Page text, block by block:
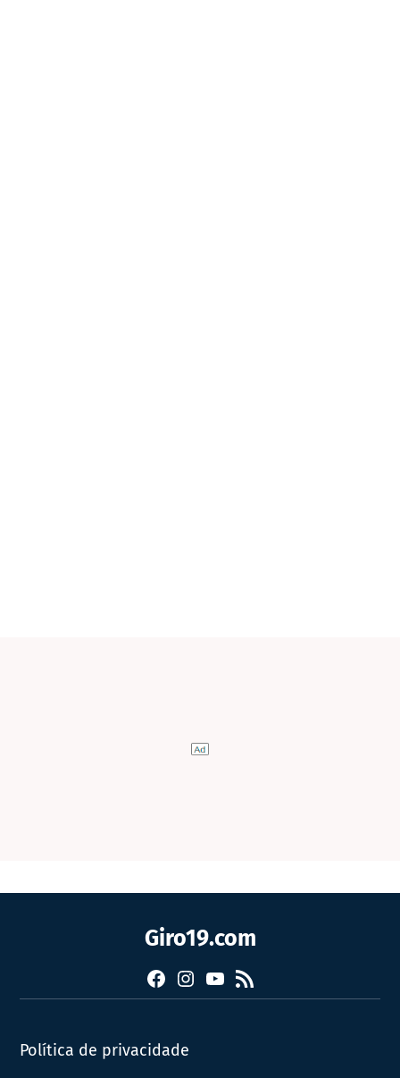
Giro19.com
FacebookInstagram
YouTube
RSS
Política de privacidade